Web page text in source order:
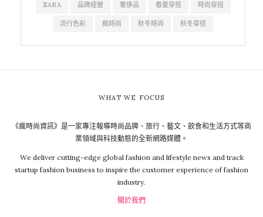
ZARA 品牌經營 奢侈品 春夏穿搭 時尚穿搭
流行色彩 瘋時尚 秋冬時尚 秋冬穿搭
WHAT WE FOCUS
《瘋時尚資訊》是一家專注報導時尚品牌、旅行、藝文、飲食和生活方式等商
業領域與科技動態的全新網路媒體。
We deliver cutting-edge global fashion and lifestyle news and track
startup fashion business to inspire the customer experience of fashion
industry.
關於我們